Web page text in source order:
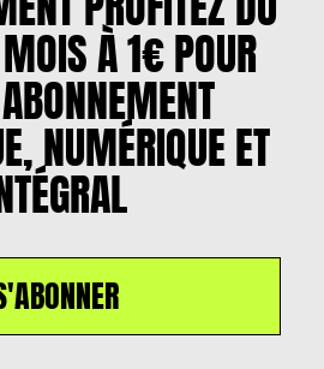
À 1€ POUR
NUMÉRIQUE ET
Deprez, le